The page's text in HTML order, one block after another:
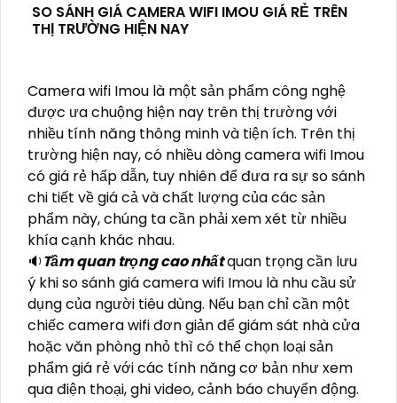
SO SÁNH GIÁ CAMERA WIFI IMOU GIÁ RẺ TRÊN
THỊ TRƯỜNG HIỆN NAY
Camera wifi Imou là một sản phẩm công nghệ
được ưa chuộng hiện nay trên thị trường với
nhiều tính năng thông minh và tiện ích. Trên thị
trường hiện nay, có nhiều dòng camera wifi Imou
có giá rẻ hấp dẫn, tuy nhiên để đưa ra sự so sánh
chi tiết về giá cả và chất lượng của các sản
phẩm này, chúng ta cần phải xem xét từ nhiều
khía cạnh khác nhau.
🔉Tầm quan trọng cao nhấtquan trọng cần lưu
ý khi so sánh giá camera wifi Imou là nhu cầu sử
dụng của người tiêu dùng. Nếu bạn chỉ cần một
chiếc camera wifi đơn giản để giám sát nhà cửa
hoặc văn phòng nhỏ thì có thể chọn loại sản
phẩm giá rẻ với các tính năng cơ bản như xem
qua điện thoại, ghi video, cảnh báo chuyển động.